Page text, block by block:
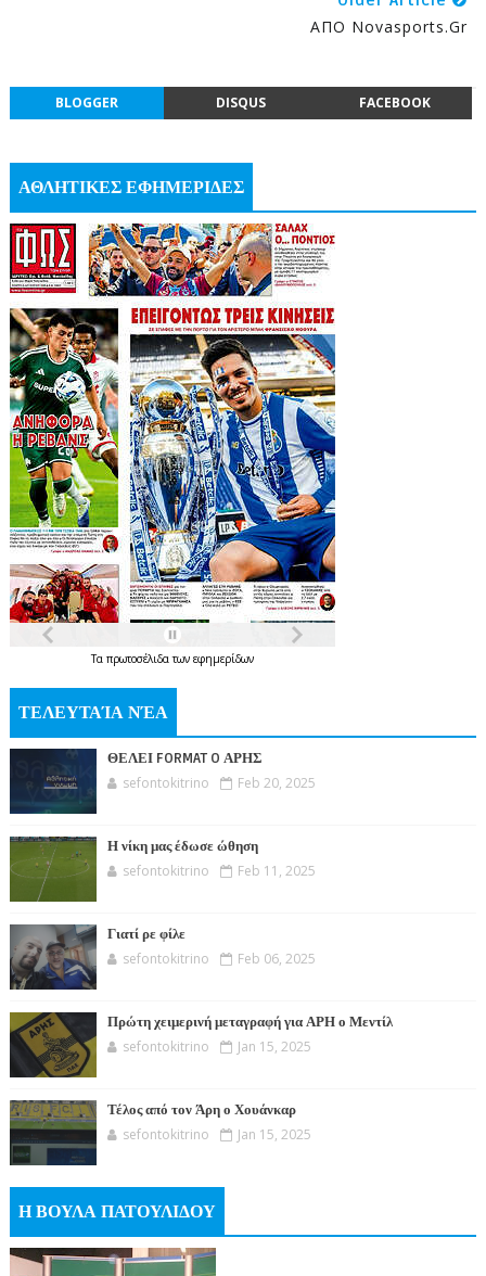
ΑΠΟ Novasports.gr
BLOGGER DISQUS FACEBOOK
ΑΘΛΗΤΙΚΕΣ ΕΦΗΜΕΡΙΔΕΣ
Τα πρωτοσέλιδατων εφημερίδων
ΤΕΛΕΥΤΑΊΑ ΝΈΑ
ΘΕΛΕΙ FORMAT O ΑΡΗΣ
sefontokitrino Feb 20, 2025
Η νίκη μας έδωσε ώθηση
sefontokitrino Feb 11, 2025
Γιατί ρε φίλε
sefontokitrino Feb 06, 2025
Πρώτη χειμερινή μεταγραφή για ΑΡΗ ο Μεντίλ
sefontokitrino Jan 15, 2025
Τέλος από τον Άρη ο Χουάνκαρ
sefontokitrino Jan 15, 2025
Η ΒΟΥΛΑ ΠΑΤΟΥΛΙΔΟΥ